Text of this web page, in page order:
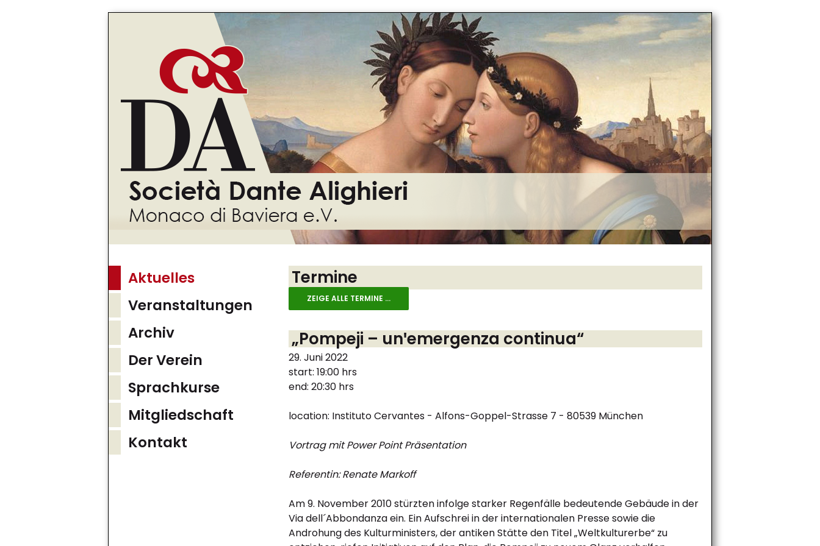
Termine
ZEIGE ALLE TERMINE ...
„Pompeji – unꞌemergenza continua“
29. Juni 2022
start: 19:00 hrs
end: 20:30 hrs
location: Instituto Cervantes - Alfons-Goppel-Strasse 7 - 80539 München
Vortrag mit Power Point Präsentation
Referentin: Renate Markoff
Am 9. November 2010 stürzten infolge starker Regenfälle bedeutende Gebäude in der
Via dell´Abbondanza ein. Ein Aufschrei in der internationalen Presse sowie die
Androhung des Kulturministers, der antiken Stätte den Titel „Weltkulturerbe“ zu
Aktuelles
Veranstaltungen
Archiv
Der Verein
Sprachkurse
Mitgliedschaft
Kontakt